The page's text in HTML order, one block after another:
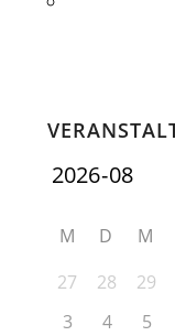
M D M
27
28 29
3
4 5